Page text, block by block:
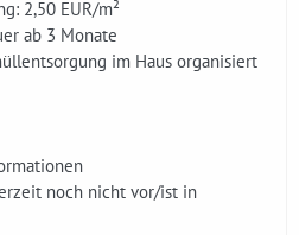
2,50 EUR/m²
ab 3 Monate
im Haus organisiert
noch nicht vor/ist in